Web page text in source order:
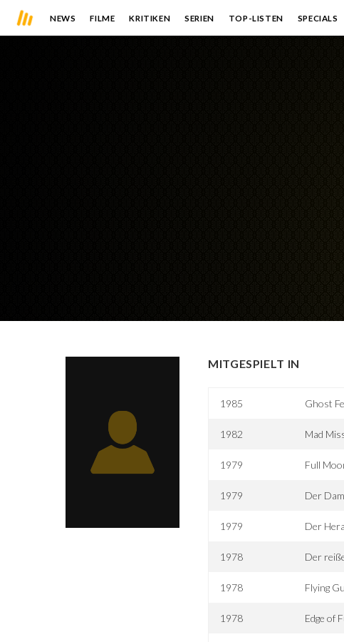
NEWS FILME KRITIKEN SERIEN TOP-LISTEN SPECIALS
MITGESPIELT IN
1985 Ghost
1982 Mad
1979 Full
1979 Der
1979 Der
1978 Der
1978 Flying
1978 Edge of